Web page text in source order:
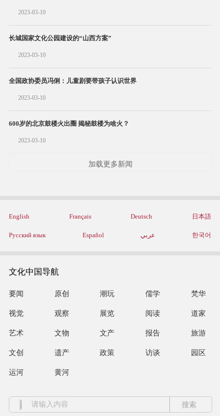
2023-03-10
长城国家文化公园建设的“山西方案”
2023-03-10
全国政协委员冯俐：儿童剧要带孩子认识世界
2023-03-10
600岁的北京鼓楼火出圈 揭秘鼓楼为啥火？
2023-03-10
加载更多新闻
English Français Deutsch 日本語
Русский язык Español عربي 한국어
文化中国导航
要闻 原创 潮玩 儒学 梵华
视觉 观察 展览 阅读 道家
艺术 文物 文产 报告 旅游
文创 遗产 政策 访谈 园区
运河 黄河